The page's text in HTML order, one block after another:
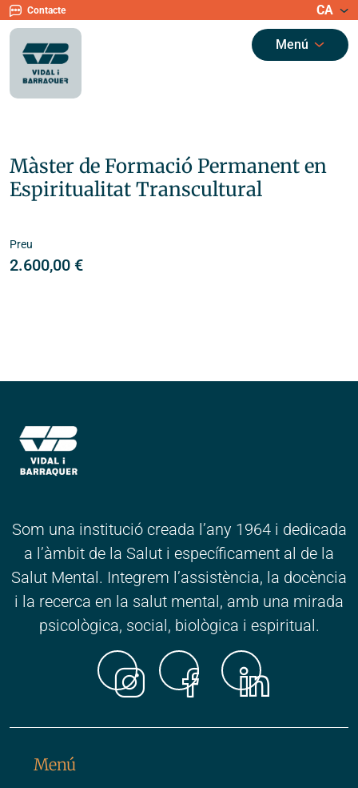
Contacte CA
Menú
Màster de Formació Permanent en
Espiritualitat Transcultural
Preu
2.600,00 €
Som una institució creada l’any 1964 i dedicada
a l’àmbit de la Salut i específicament al de la
Salut Mental. Integrem l’assistència, la docència
i la recerca en la salut mental, amb una mirada
psicològica, social, biològica i espiritual.
Menú